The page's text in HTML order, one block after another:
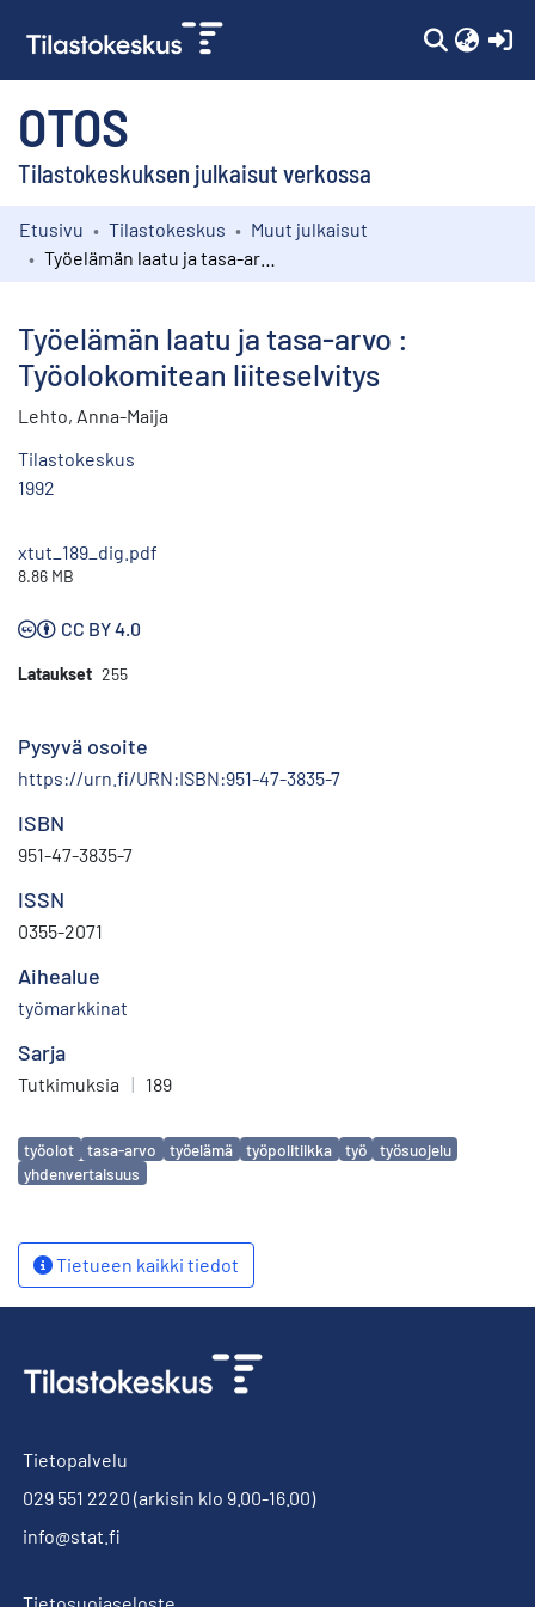
OTOS
Tilastokeskuksen julkaisut verkossa
Kokoelmat
Etusivu Tilastokeskus
Muut julkaisut
Työelämän laatu ja tasa-arvo :
Työolokomitean liiteselvitys
Lehto, Anna-Maija
Tilastokeskus
1992
xtut_189_dig.pdf
8.86 MB
CC BY 4.0
Lataukset 255
Pysyvä osoite
https://urn.fi/URN:ISBN:951-47-3835-7
ISBN
951-47-3835-7
ISSN
0355-2071
Aihealue
työmarkkinat
Sarja
Tutkimuksia | 189
Avainsanat
työolot tasa-arvo työelämä työpolitiikka työ
työsuojelu
yhdenvertaisuus
Tietueen kaikki tiedot
Tietopalvelu
029 551 2220 (arkisin klo 9.00-16.00)
info@stat.fi